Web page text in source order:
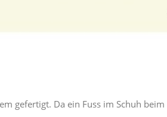
gefertigt. Da ein Fuss im Schuh